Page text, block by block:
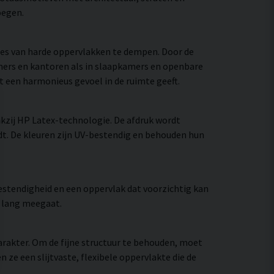
van harde oppervlakken te dempen. Door de
en kantoren als in slaapkamers en openbare
harmonieus gevoel in de ruimte geeft.
HP Latex-technologie. De afdruk wordt
De kleuren zijn UV-bestendig en behouden hun
en een oppervlak dat voorzichtig kan
meegaat.
Om de fijne structuur te behouden, moet
ze een slijtvaste, flexibele oppervlakte die de